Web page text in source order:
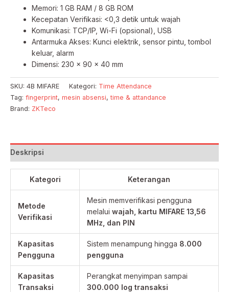
Memori: 1 GB RAM / 8 GB ROM
Kecepatan Verifikasi: <0,3 detik untuk wajah
Komunikasi: TCP/IP, Wi-Fi (opsional), USB
Antarmuka Akses: Kunci elektrik, sensor pintu, tombol
keluar, alarm
Dimensi: 230 × 90 × 40 mm
SKU: 4B MIFARE Kategori: Time Attendance
Tag: fingerprint, mesin absensi,time & attandance
Brand: ZKTeco
Deskripsi
Kategori Keterangan
Metode
Verifikasi
Mesin memverifikasi pengguna
melalui wajah, kartu MIFARE 13,56
MHz, dan PIN
Kapasitas
Pengguna
Sistem menampung hingga 8.000
pengguna
Kapasitas
Transaksi
Perangkat menyimpan sampai
300.000 log transaksi